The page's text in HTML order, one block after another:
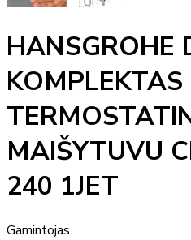
HANSGROHE
KOMPLEKTAS
MAIŠYTUVU
240 1JET
Gamintojas